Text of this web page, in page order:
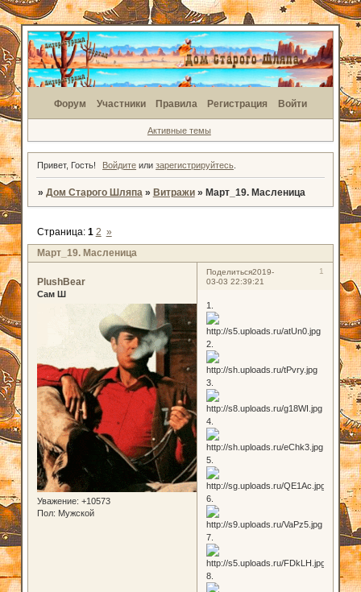
Форум Участники Правила Регистрация Войти
Активные темы
Привет, Гость! Войдите илизарегистрируйтесь
» Дом Старого Шляпа » Витражи » Март_19. Масленица
Март_19. Масленица
Страница: 1 2 »
Поделиться 1
2019-
03-03 22:39:21
PlushBear
Сам Ш
Уважение: +10573
Пол: Мужской
1.
2.
3.
4.
5.
6.
7.
8.